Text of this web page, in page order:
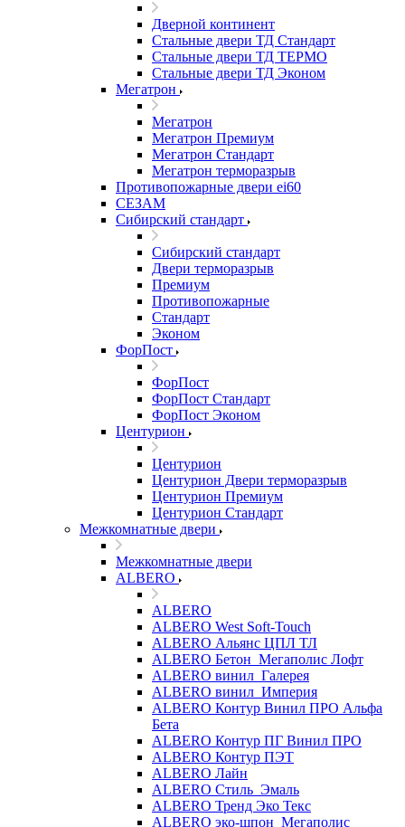
Дверной континент
Стальные двери ТД Стандарт
Стальные двери ТД ТЕРМО
Стальные двери ТД Эконом
Мегатрон
Мегатрон
Мегатрон Премиум
Мегатрон Стандарт
Мегатрон терморазрыв
Противопожарные двери ei60
СЕЗАМ
Сибирский стандарт
Сибирский стандарт
Двери терморазрыв
Премиум
Противопожарные
Стандарт
Эконом
ФорПост
ФорПост
ФорПост Стандарт
ФорПост Эконом
Центурион
Центурион
Центурион Двери терморазрыв
Центурион Премиум
Центурион Стандарт
Межкомнатные двери
Межкомнатные двери
ALBERO
ALBERO
ALBERO West Soft-Touch
ALBERO Альянс ЦПЛ ТЛ
ALBERO Бетон_Мегаполис Лофт
ALBERO винил_Галерея
ALBERO винил_Империя
ALBERO Контур Винил ПРО Альфа
Бета
ALBERO Контур ПГ Винил ПРО
ALBERO Контур ПЭТ
ALBERO Лайн
ALBERO Стиль_Эмаль
ALBERO Тренд Эко Текс
ALBERO эко-шпон_Мегаполис